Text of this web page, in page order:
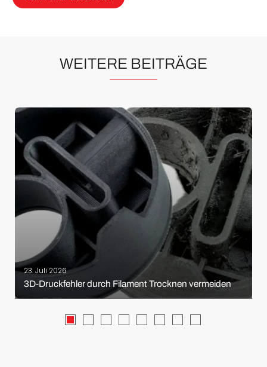
WEITERE BEITRÄGE
23. Juli 2026
3D-Druckfehler durch Filament Trocknen vermeiden